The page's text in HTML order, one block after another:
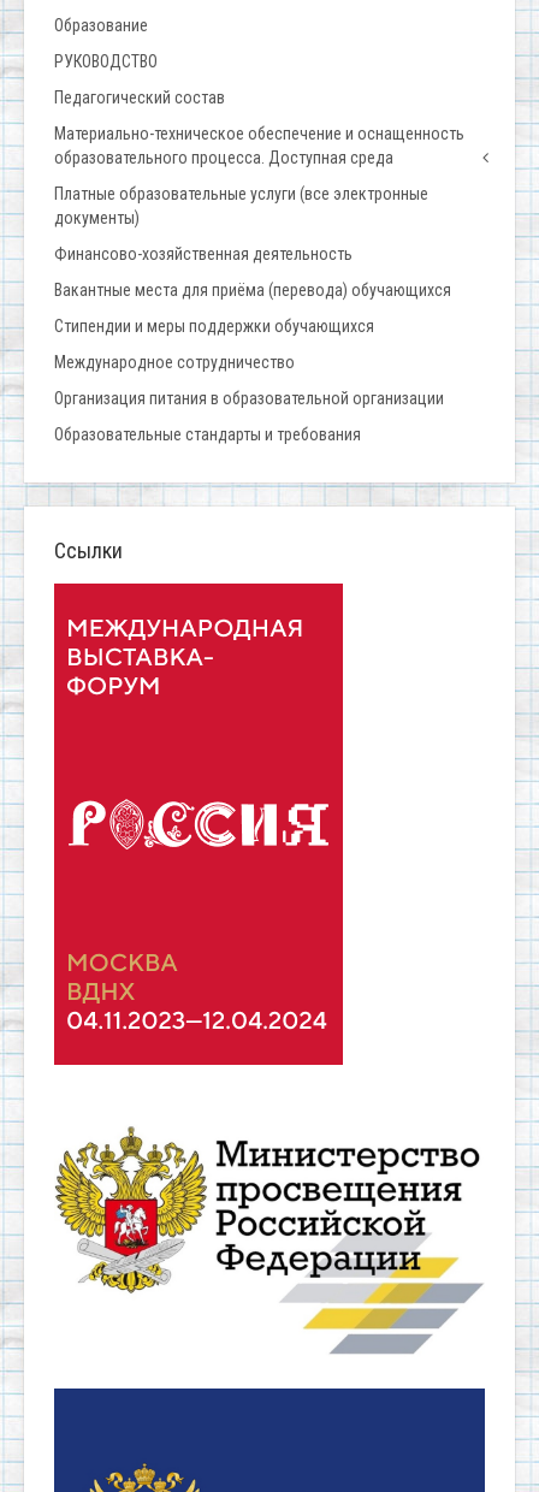
Образование
РУКОВОДСТВО
Педагогический состав
Материально-техническое обеспечение и оснащенность
образовательного процесса. Доступная среда
Платные образовательные услуги (все электронные
документы)
Финансово-хозяйственная деятельность
Вакантные места для приёма (перевода) обучающихся
Стипендии и меры поддержки обучающихся
Международное сотрудничество
Организация питания в образовательной организации
Образовательные стандарты и требования
Ссылки